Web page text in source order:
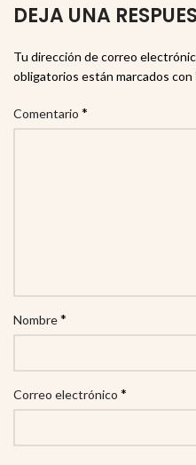
DEJA UNA
Tu dirección de correo
obligatorios están marcados con
Comentario *
Nombre*
Correo electrónico *